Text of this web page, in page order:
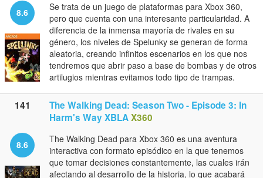
8.6
Se trata de un juego de plataformas para Xbox 360,
pero que cuenta con una interesante particularidad. A
diferencia de la inmensa mayoría de rivales en su
género, los niveles de Spelunky se generan de forma
aleatoria, creando infinitos escenarios en los que nos
tendremos que abrir paso a base de bombas y de otros
artilugios mientras evitamos todo tipo de trampas.
141
The Walking Dead: Season Two - Episode 3: In
Harm's Way XBLAX360
8.6
The Walking Dead para Xbox 360 es una aventura
interactiva con formato episódico en la que tenemos
que tomar decisiones constantemente, las cuales irán
afectando al desarrollo de la historia, lo que acabará